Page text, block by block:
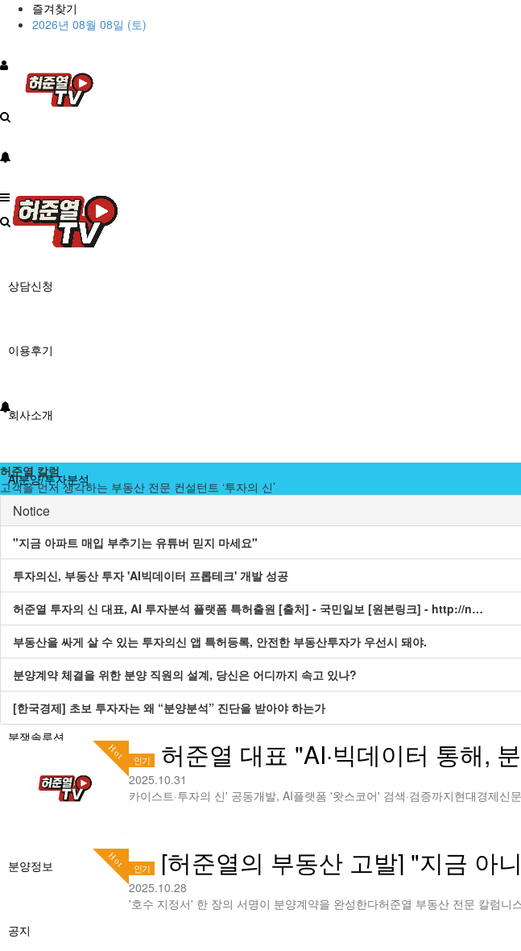
즐겨찾기
2026년 08월 08일 (토)
상담신청
이용후기
회사소개
AI분양/투자분석
분양분석진단
분양 단체계약 서비스
부동산 재태크
분쟁솔루션
분양정보
공지
허준열 칼럼
고객을 먼저 생각하는 부동산 전문 컨설턴트 ‘투자의 신’
Notice
"지금 아파트 매입 부추기는 유튜버 믿지 마세요"
투자의신, 부동산 투자 'AI빅데이터 프롭테크' 개발 성공
허준열 투자의 신 대표, AI 투자분석 플랫폼 특허출원 [출처] - 국민일보 [원본링크] - http://n…
부동산을 싸게 살 수 있는 투자의신 앱 특허등록, 안전한 부동산투자가 우선시 돼야.
분양계약 체결을 위한 분양 직원의 설계, 당신은 어디까지 속고 있나?
[한국경제] 초보 투자자는 왜 “분양분석” 진단을 받아야 하는가
Hot
인기 허준열 대표 "AI·빅데이터 통해,
2025.10.31
Hot
인기 [허준열의 부동산 고발] "지금 아
2025.10.28